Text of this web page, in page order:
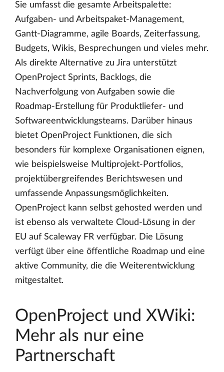
Sie umfasst die gesamte Arbeitspalette:
Aufgaben- und Arbeitspaket-Management,
Gantt-Diagramme, agile Boards, Zeiterfassung,
Budgets, Wikis, Besprechungen und vieles mehr.
Als direkte Alternative zu Jira unterstützt
OpenProject Sprints, Backlogs, die
Nachverfolgung von Aufgaben sowie die
Roadmap-Erstellung für Produktliefer- und
Softwareentwicklungsteams. Darüber hinaus
bietet OpenProject Funktionen, die sich
besonders für komplexe Organisationen eignen,
wie beispielsweise Multiprojekt-Portfolios,
projektübergreifendes Berichtswesen und
umfassende Anpassungsmöglichkeiten.
OpenProject kann selbst gehosted werden und
ist ebenso als verwaltete Cloud-Lösung in der
EU auf Scaleway FR verfügbar. Die Lösung
verfügt über eine öffentliche Roadmap und eine
aktive Community, die die Weiterentwicklung
mitgestaltet.
OpenProject und XWiki:
Mehr als nur eine
Partnerschaft